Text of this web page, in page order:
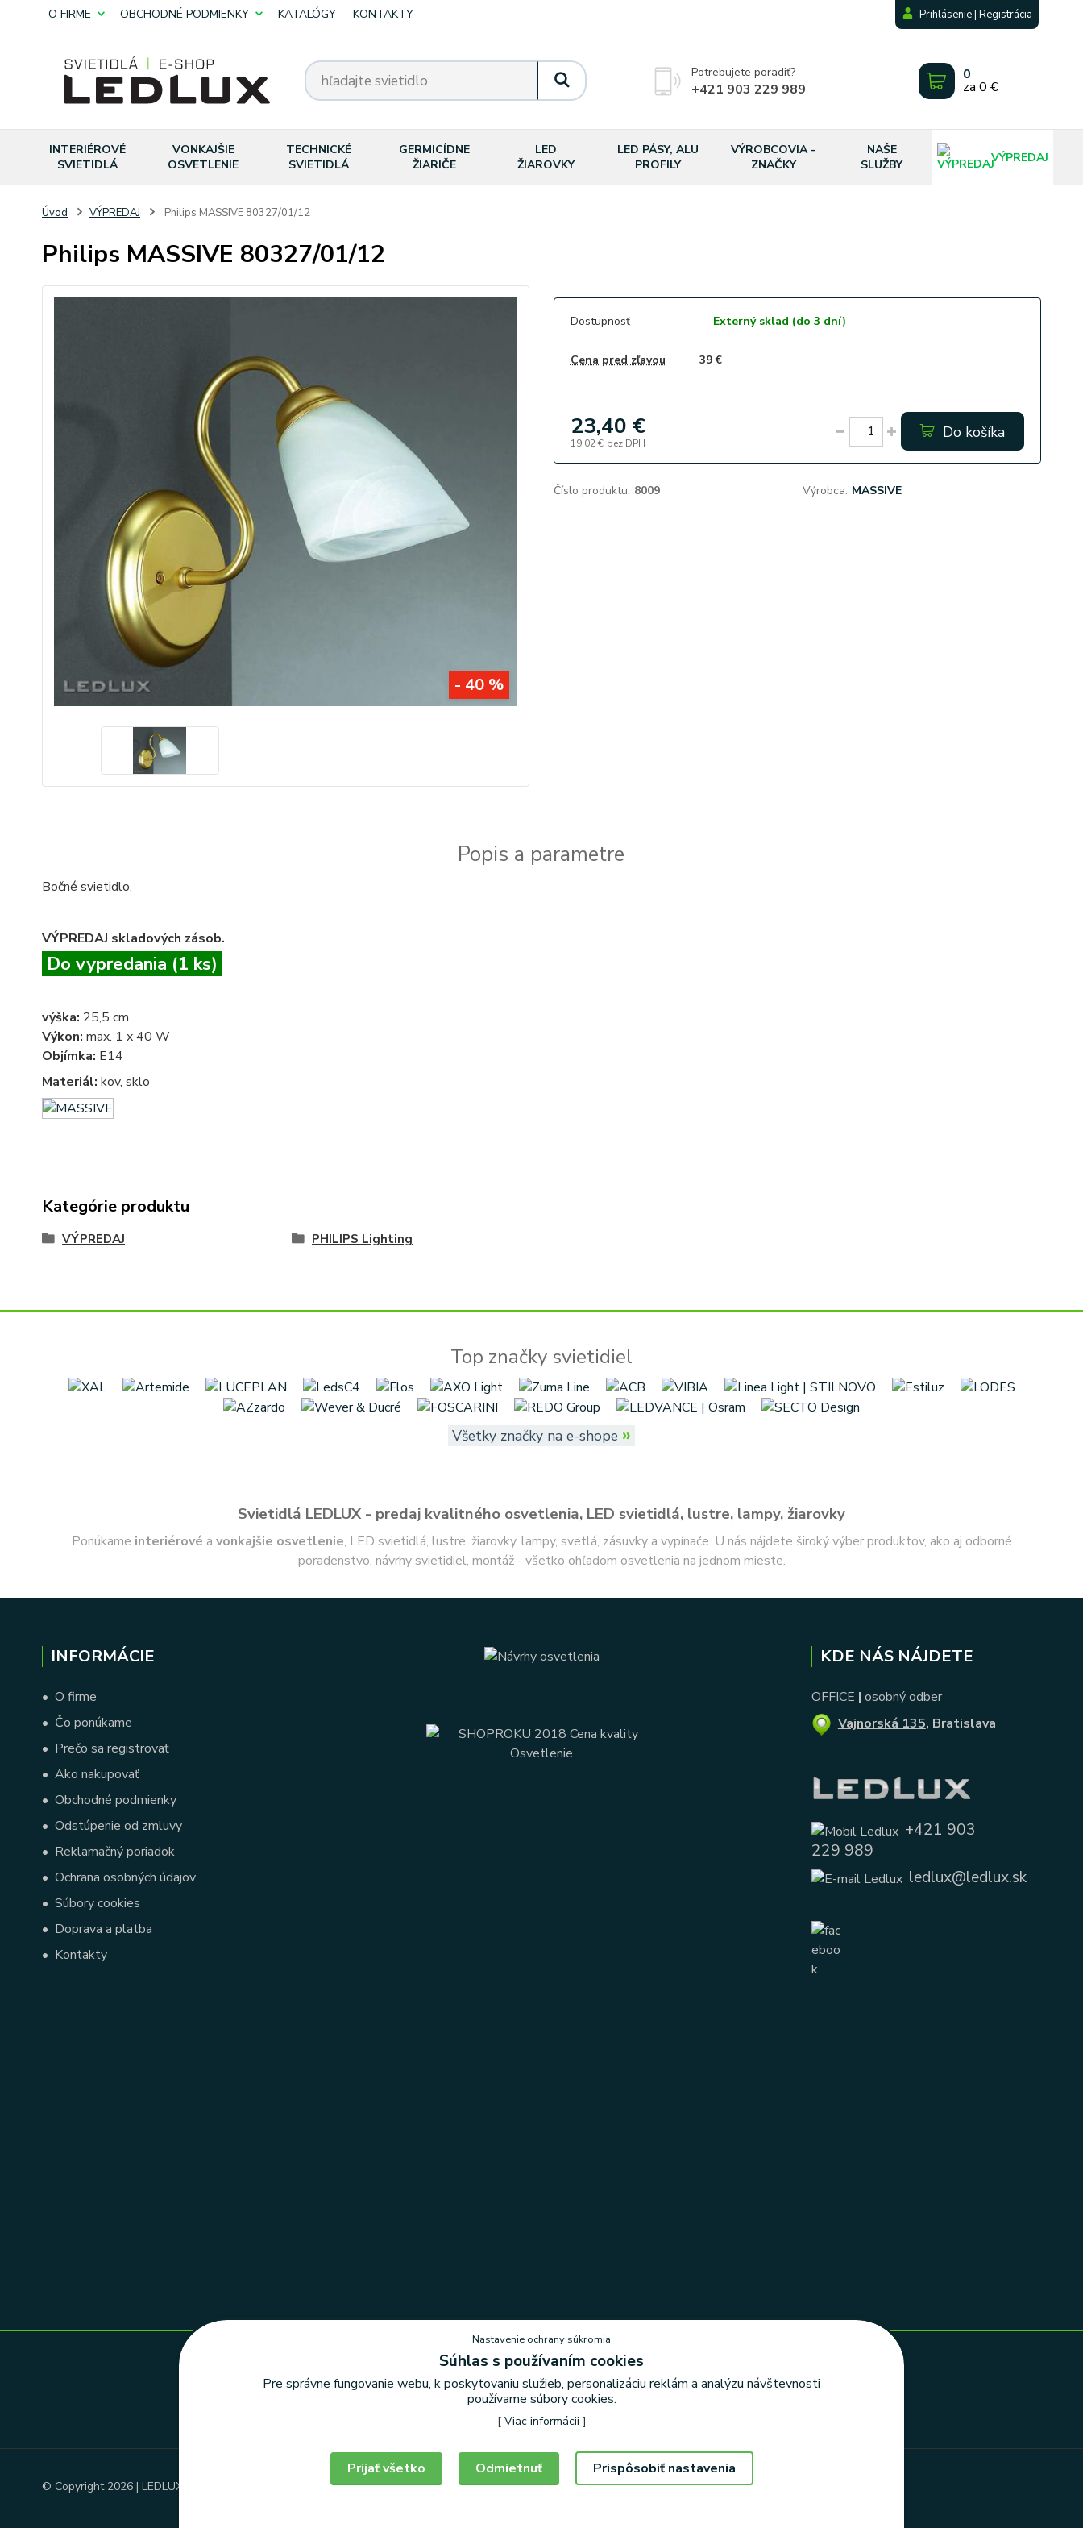
O FIRME OBCHODNÉ PODMIENKY KATALÓGY KONTAKTY Prihlásenie | Registrácia
Potrebujete poradiť?
+421 903 229 989
0
za 0 €
INTERIÉROVÉ
SVIETIDLÁ
VONKAJŠIE
OSVETLENIE
TECHNICKÉ
SVIETIDLÁ
GERMICÍDNE
ŽIARIČE
LED
ŽIAROVKY
LED PÁSY, ALU
PROFILY
VÝROBCOVIA -
ZNAČKY
NAŠE
SLUŽBY
VÝPREDAJ
Úvod VÝPREDAJ Philips MASSIVE 80327/01/12
Philips MASSIVE 80327/01/12
- 40 %
Dostupnosť Externý sklad (do 3 dní)
Cena pred zľavou 39 €
23,40 €
19,02 € bez DPH
Do košíka
Číslo produktu: 8009 Výrobca: MASSIVE
Popis a parametre
Bočné svietidlo.
VÝPREDAJ skladových zásob.
Do vypredania (1 ks)
výška: 25,5 cm
Výkon: max. 1 x 40 W
Objímka: E14
Materiál: kov, sklo
Kategórie produktu
VÝPREDAJ PHILIPS Lighting
Top značky svietidiel
Všetky značky na e-shope »
Svietidlá LEDLUX - predaj kvalitného osvetlenia, LED svietidlá, lustre, lampy, žiarovky
Ponúkame interiérové a vonkajšie osvetlenie, LED svietidlá, lustre, žiarovky, lampy, svetlá, zásuvky a vypínače. U nás nájdete široký výber produktov, ako aj odborné
poradenstvo, návrhy svietidiel, montáž - všetko ohľadom osvetlenia na jednom mieste.
INFORMÁCIE
• O firme
• Čo ponúkame
• Prečo sa registrovať
• Ako nakupovať
• Obchodné podmienky
• Odstúpenie od zmluvy
• Reklamačný poriadok
• Ochrana osobných údajov
• Súbory cookies
• Doprava a platba
• Kontakty
KDE NÁS NÁJDETE
OFFICE | osobný odber
Vajnorská 135, Bratislava
+421 903
229 989
ledlux@ledlux.sk
Nastavenie ochrany súkromia
© Copyright 2026 | LEDLUX, s.r.o.
Nastavenie ochrany súkromia
Súhlas s používaním cookies
Pre správne fungovanie webu, k poskytovaniu služieb, personalizáciu reklám a analýzu návštevnosti
používame súbory cookies.
[ Viac informácii ]
Odmietnuť Prispôsobiť nastavenia
Prijať všetko